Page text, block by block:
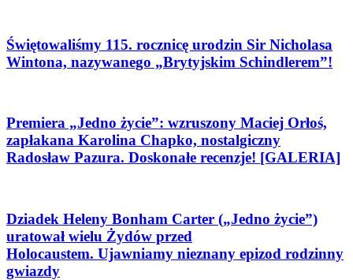
Świętowaliśmy 115. rocznicę urodzin Sir Nicholasa
Wintona, nazywanego „Brytyjskim Schindlerem”!
Premiera „Jedno życie”: wzruszony Maciej Orłoś,
zapłakana Karolina Chapko, nostalgiczny
Radosław Pazura. Doskonałe recenzje! [GALERIA]
Dziadek Heleny Bonham Carter („Jedno życie”)
uratował wielu Żydów przed
Holocaustem. Ujawniamy nieznany epizod rodzinny
gwiazdy